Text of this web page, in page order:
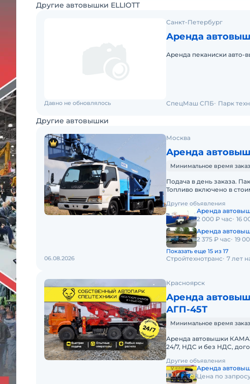
Другие автовышки ELLIOTT
Санкт-Петербург
Аренда
Аренда пеканиски авто-
Давно не обновлялось СпецМаш СПБ Парк
Другие автовышки
Москва
Аренда
Минимальное время
Подача в день заказа.
Топливо включено в
Другие объявления
Аренда
2 000 ₽ час 16
Аренда
2 375 ₽ час 19
Показать еще 15 из 17
06.08.2026 Стройтехнотранс 7 лет
Красноярск
Аренда
АГП-45Т
Минимальное время
Аренда автовышки
24/7, НДС и без НДС,
Другие объявления
Аренда
Цена по